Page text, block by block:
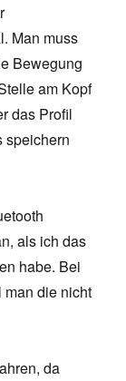
Man muss
Bewegung
am Kopf
das Profil
speichern
als ich das
habe. Bei
man die nicht
da